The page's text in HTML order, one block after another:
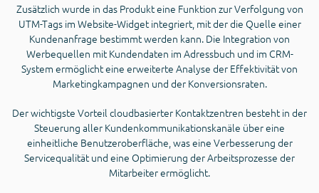
Zusätzlich wurde in das Produkt eine Funktion zur Verfolgung von
UTM-Tags im Website-Widget integriert, mit der die Quelle einer
Kundenanfrage bestimmt werden kann. Die Integration von
Werbequellen mit Kundendaten im Adressbuch und im CRM-
System ermöglicht eine erweiterte Analyse der Effektivität von
Marketingkampagnen und der Konversionsraten.
Der wichtigste Vorteil cloudbasierter Kontaktzentren besteht in der
Steuerung aller Kundenkommunikationskanäle über eine
einheitliche Benutzeroberfläche, was eine Verbesserung der
Servicequalität und eine Optimierung der Arbeitsprozesse der
Mitarbeiter ermöglicht.